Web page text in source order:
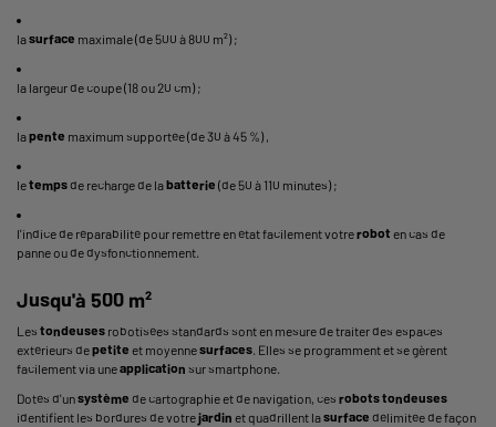
lasurface maximale (de 500 à 800 m²) ;
la largeur de coupe (18 ou 20 cm) ;
lapente maximum supportée (de 30 à 45 %) ,
letempsde recharge de labatterie (de 50 à 110 minutes) ;
l'indice de réparabilité pour remettre en état facilement votrerobot en cas de
panne ou de dysfonctionnement.
Jusqu'à 500 m²
Les tondeuses robotisées standards sont en mesure de traiter des espaces
extérieurs depetite et moyennesurfaces. Elles se programment et se gèrent
facilement via uneapplication sur smartphone.
Dotés d'unsystème de cartographie et de navigation, ces robots tondeuses
identifient les bordures de votrejardin et quadrillent lasurface délimitée de façon